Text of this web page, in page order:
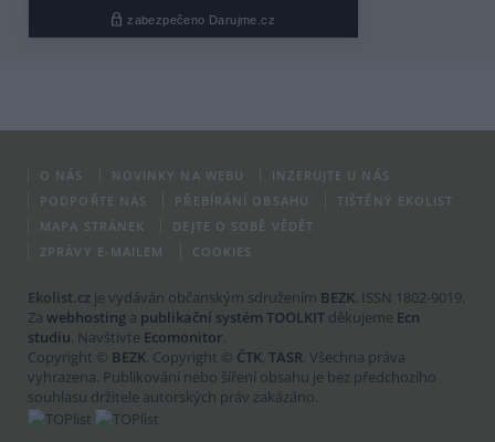
O NÁS NOVINKY NA WEBU
INZERUJTE U NÁS
PODPOŘTE NÁS
PŘEBÍRÁNÍ OBSAHU
TIŠTĚNÝ EKOLIST
MAPA STRÁNEK
DEJTE O SOBĚ VĚDĚT
ZPRÁVY E-MAILEM
COOKIES
Ekolist.cz je vydáván občanským sdružením BEZK. ISSN 1802-9019.
Za webhosting a publikační systém TOOLKIT děkujeme Ecn
studiu. Navštivte Ecomonitor.
Copyright © BEZK. Copyright © ČTK, TASR. Všechna práva
vyhrazena. Publikování nebo šíření obsahu je bez předchozího
souhlasu držitele autorských práv zakázáno.